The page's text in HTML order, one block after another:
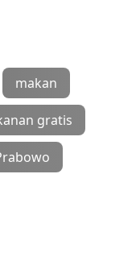
makan
gratis